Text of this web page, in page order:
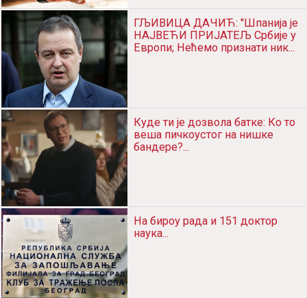
ГЉИВИЦА ДАЧИЋ: "Шпанија је
НАЈВЕЋИ ПРИЈАТЕЉ Србије у
Европи; Нећемо признати ник...
Куде ти је дозвола батке: Ко то
веша пичкоустог на нишке
бандере?...
На бироу рада и 151 доктор
наука...